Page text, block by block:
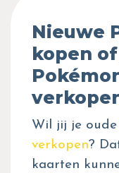
Nieuwe
kopen
Wil jij je oude
verkopen?
kaarten